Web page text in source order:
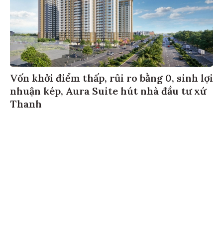
Vốn khởi điểm thấp, rủi ro bằng 0, sinh lợi
nhuận kép, Aura Suite hút nhà đầu tư xứ
Thanh